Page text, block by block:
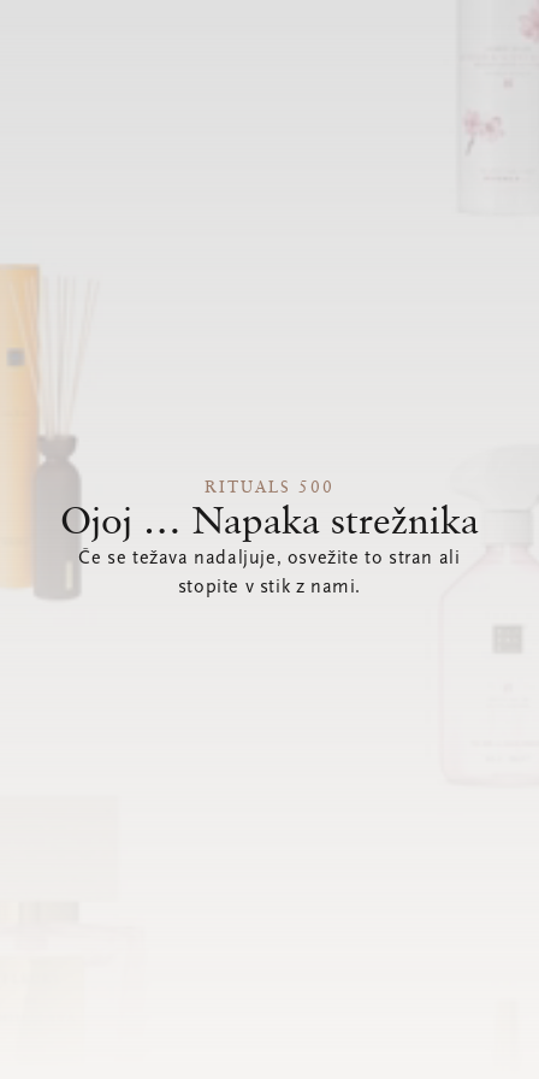
RITUALS 500
Ojoj … Napaka strežnika
Če se težava nadaljuje, osvežite to stran ali
stopite v stik z nami.